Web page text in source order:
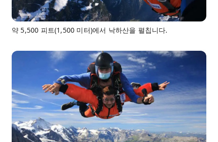
약 5,500 피트(1,500 미터)에서 낙하산을 펼칩니다.